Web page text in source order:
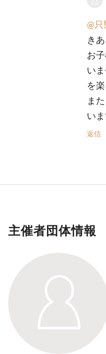
@只
き
お
い
を
ま
いま
返信
主催者団体情報